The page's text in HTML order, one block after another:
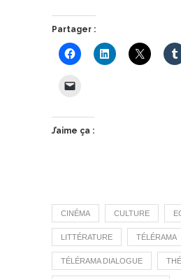
Partager :
J’aime ça :
CINÉMA CULTURE
LITTÉRATURE TÉLÉRAMA
TÉLÉRAMA DIALOGUE